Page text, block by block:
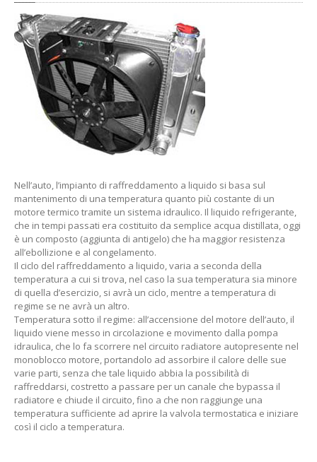
Nell’auto, l’impianto di raffreddamento a liquido si basa sul
mantenimento di una temperatura quanto più costante di un
motore termico tramite un sistema idraulico. Il liquido refrigerante,
che in tempi passati era costituito da semplice acqua distillata, oggi
è un composto (aggiunta di antigelo) che ha maggior resistenza
all’ebollizione e al congelamento.
Il ciclo del raffreddamento a liquido, varia a seconda della
temperatura a cui si trova, nel caso la sua temperatura sia minore
di quella d’esercizio, si avrà un ciclo, mentre a temperatura di
regime se ne avrà un altro.
Temperatura sotto il regime: all’accensione del motore dell’auto, il
liquido viene messo in circolazione e movimento dalla pompa
idraulica, che lo fa scorrere nel circuito radiatore autopresente nel
monoblocco motore, portandolo ad assorbire il calore delle sue
varie parti, senza che tale liquido abbia la possibilità di
raffreddarsi, costretto a passare per un canale che bypassa il
radiatore e chiude il circuito, fino a che non raggiunge una
temperatura sufficiente ad aprire la valvola termostatica e iniziare
così il ciclo a temperatura.